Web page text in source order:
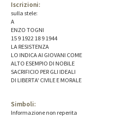
Iscrizioni:
sulla stele:
A
ENZO TOGNI
15 9 1922 18 9 1944
LA RESISTENZA
LO INDICA AI GIOVANI COME
ALTO ESEMPIO DI NOBILE
SACRIFICIO PER GLI IDEALI
DI LIBERTA' CIVILE E MORALE
Simboli:
Informazione non reperita